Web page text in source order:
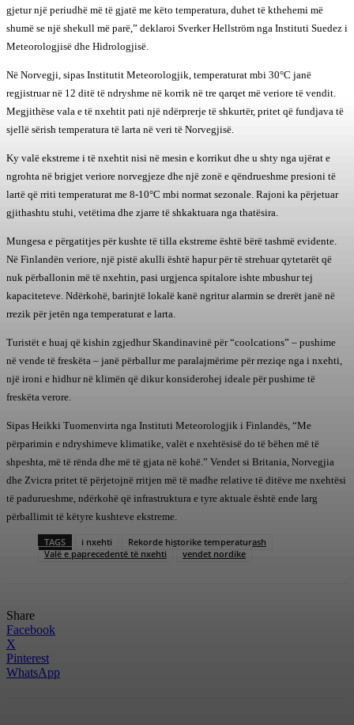
gjetur një periudhë më të gjatë me këto temperatura, duhet të kthehemi më
shumë se një shekull më parë,” deklaroi Sverker Hellström nga Instituti Suedez i
Meteorologjisë dhe Hidrologjisë.
Në Norvegji, sipas Institutit Meteorologjik, temperaturat mbi 30°C janë
regjistruar në 12 ditë të ndryshme në korrik në tre qarqet më veriore të vendit.
Megjithëse vala e të nxehtit pati një ndërprerje të shkurtër, pritet që fundjava të
sjellë sërish temperatura të larta në veri të Norvegjisë.
Ky valë ekstreme i të nxehtit nisi në mesin e korrikut dhe u shty nga ujërat e
ngrohta në brigjet veriore norvegjeze dhe një zonë e qëndrueshme presioni të
lartë që rriti temperaturat me 8-10°C mbi normat sezonale. Rajoni ka përjetuar
gjithashtu stuhi, vetëtima dhe zjarre të shkaktuara nga thatësira.
Mungesa e përgatitjes për kushte të tilla ekstreme është bërë tashmë evidente.
Në Finlandën veriore, një pistë akulli është hapur për të strehuar qytetarët që
nuk përballonin më të nxehtin, pasi urgjenca spitalore ishte mbushur tej
kapaciteteve. Ndërkohë, barinjtë lokalë kanë ngritur alarmin se drerët janë në
rrezik për jetën nga temperaturat e larta.
Turistët e huaj që kishin zgjedhur Skandinavinë për “coolcations” – pushime
në vende të freskëta – janë përballur me paralajmërime për rreziqe nga i nxehti,
një ironi e hidhur në klimën që dikur konsiderohej ideale për pushime të
freskëta verore.
Sipas Heikki Tuomenvirta nga Instituti Meteorologjik i Finlandës, “Me
përparimin e ndryshimeve klimatike, valët e nxehtësisë do të bëhen më të
shpeshta, më të rënda dhe më të gjata në kohë.” Vendet si Britania, Norvegjia
dhe Zvicra pritet të përjetojnë rritjen më të madhe relative të ditëve me nxehtësi
të padurueshme, ndërkohë që infrastruktura e tyre aktuale është ende larg
përballimit të këtyre kushteve ekstreme.
TAGS i nxehti
Rekorde historike temperaturash
Valë e paprecedentë të nxehti
vendet nordike
Share
Facebook
X
Pinterest
WhatsApp